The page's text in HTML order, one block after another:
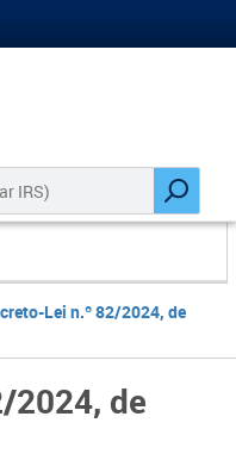
Lei n.º 82/2024, de
2024, de